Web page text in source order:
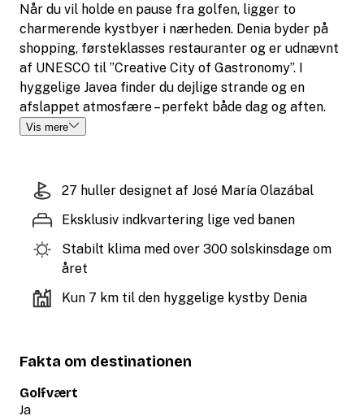
Når du vil holde en pause fra golfen, ligger to
charmerende kystbyer i nærheden. Denia byder på
shopping, førsteklasses restauranter og er udnævnt
af UNESCO til ”Creative City of Gastronomy”. I
hyggelige Javea finder du dejlige strande og en
afslappet atmosfære – perfekt både dag og aften.
Vis mere
27 huller designet af José María Olazábal
Eksklusiv indkvartering lige ved banen
Stabilt klima med over 300 solskinsdage om
året
Kun 7 km til den hyggelige kystby Denia
Fakta om destinationen
Golfvært
Ja